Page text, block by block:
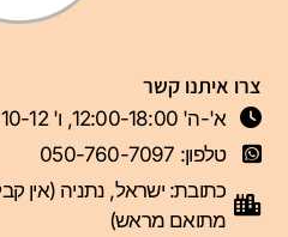
צרו איתנו קשר
א'-ה' 12:00-18:00, ו' 10-12
טלפון: 050-760-7097
כתובת: ישראל, נתניה (אין
מתואם מראש)